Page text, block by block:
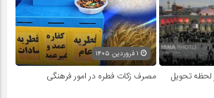
تحویل
مصرف زکات فطره در امور فرهنگی